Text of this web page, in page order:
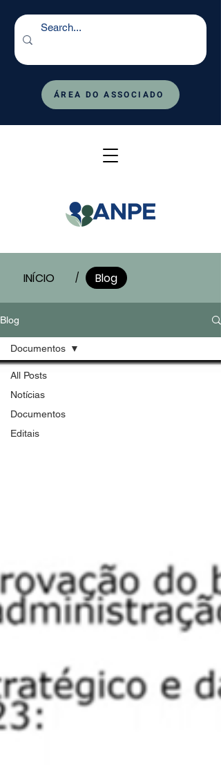
ÁREA DO ASSOCIADO
INÍCIO / Blog
Blog
All Posts
Notícias
Documentos
Editais
Documentos